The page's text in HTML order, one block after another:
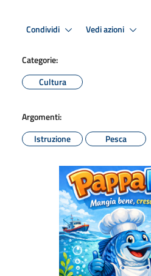
Condividi Vedi azioni
Categorie:
Cultura
Argomenti:
Istruzione
Pesca